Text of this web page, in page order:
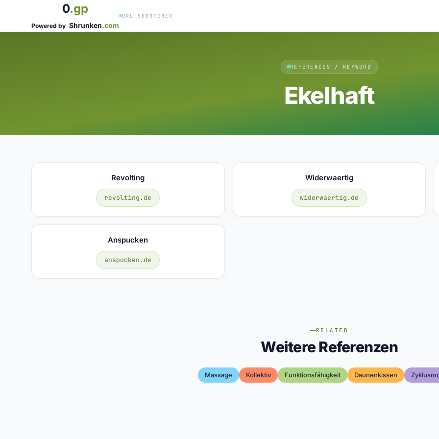
0.gp
Powered by Shrunken.com
URL SHORTENER
REFERENCES / KEYWORD
Ekelhaft
Revolting
revolting.de
Widerwaertig
widerwaertig.de
Anspucken
anspucken.de
RELATED
Weitere Referenzen
Massage Kollektiv Funktionsfähigkeit Daunenkissen